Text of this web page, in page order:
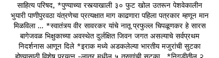
साहित्य परिषद, *पुण्याच्या रस्त्याखाली ३० फुट खोल उतरून पेशवेकालीन
भुयारी पाणीपुरवठा यंत्रणेचा प्रत्यक्षात माग काढणारा पहिला पत्रकार म्हणून मान
मिळविला ... *स्वातंत्र्य वीर सावरकर यांचे नातू प्रफुल्ल चिपळूणकर हे सारस
बागेजवळ भिक्षुकाच्या अवस्थेत दुर्लक्षित जिवन जगत असल्याचे सर्वप्रथम
निदर्शनास आणून दिले *इराक मध्ये अडकलेल्या भारतीय मजुरांची सुटका